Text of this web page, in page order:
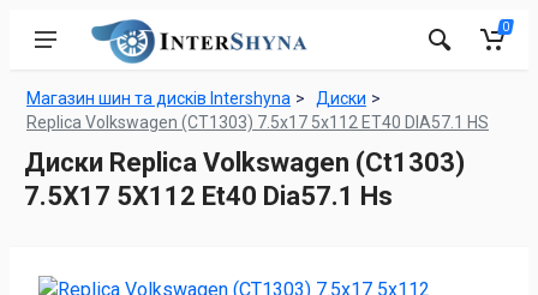
0
Магазин шин та дисків Intershyna
Диски
Replica Volkswagen (CT1303) 7.5x17 5x112 ET40 DIA57.1 HS
Диски Replica Volkswagen (Ct1303)
7.5X17 5X112 Et40 Dia57.1 Hs